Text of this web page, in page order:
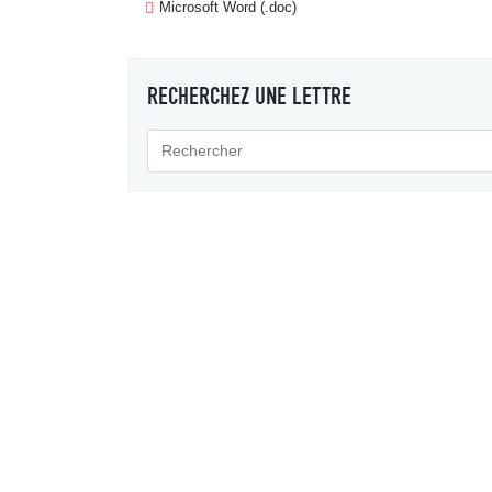
Microsoft Word (.doc)
RECHERCHEZ UNE LETTRE